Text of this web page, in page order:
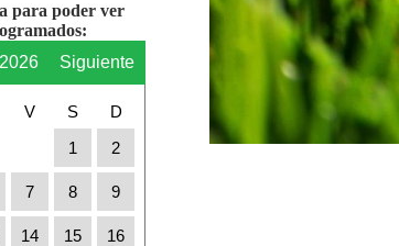
para poder ver
Siguiente
V S
D
1
2
7 8 9
14 15 16